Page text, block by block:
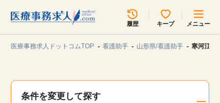
履歴 キープ メニュー
医療事務求人ドットコムTOP 看護助手 山形県/看護助手 寒河江市
条件を変更して探す
所在地のエリアを選択してください
各支店担当よりご連絡させていただきます。
関東